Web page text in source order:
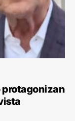
protagonizan